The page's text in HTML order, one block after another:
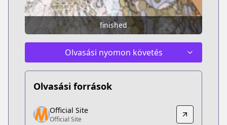
finished
Olvasási nyomon követés
Olvasási források
Official Site
Official Site
Official Site
Official Site